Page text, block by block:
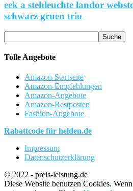
eek a stehleuchte landor
schwarz gruen trio
Tolle Angebote
Amazon-Startseite
Amazon-Empfehlungen
Amazon-Angebote
Amazon-Restposten
Fashion-Angebote
Rabattcode für helden.de
Impressum
Datenschutzerklärung
© 2022 - preis-leistung.de
Diese Website benutzen Cookies.